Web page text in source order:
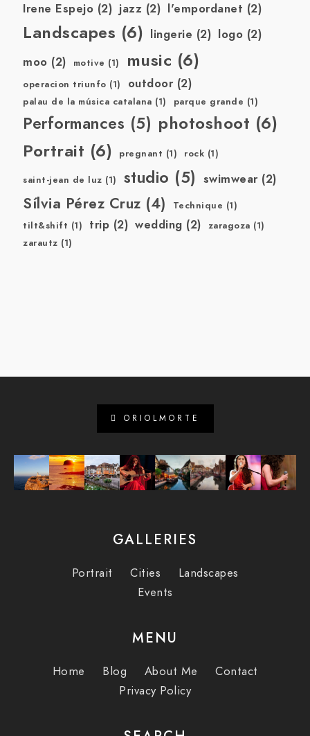
Irene Espejo (2) jazz (2) l'empordanet (2)
Landscapes (6) lingerie (2) logo (2)
moo (2) motive (1) music (6)
operacion triunfo (1) outdoor(2)
palau de la música catalana (1) parque grande (1)
Performances (5) photoshoot (6)
Portrait (6) pregnant (1) rock (1)
saint-jean de luz (1) studio (5) swimwear(2)
Sílvia Pérez Cruz (4) Technique (1)
tilt&shift (1) trip (2) wedding (2) zaragoza (1)
zarautz (1)
ORIOLMORTE
GALLERIES
Portrait Cities
Landscapes
Events
MENU
Home Blog About Me
Contact
Privacy Policy